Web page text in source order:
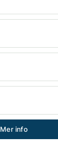
Mer info